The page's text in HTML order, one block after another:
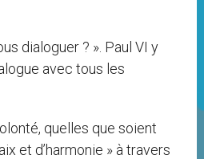
dialoguer ? ». Paul VI y
avec tous les
quelles que soient
et d’harmonie » à travers